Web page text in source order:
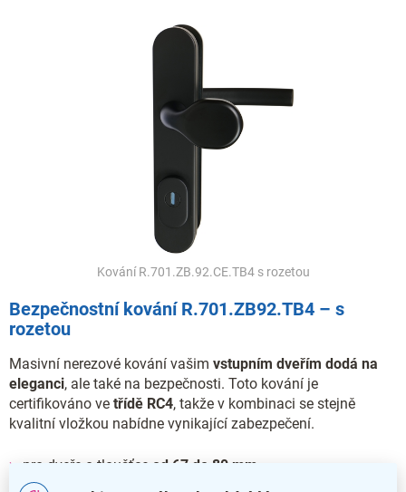
Kování R.701.ZB.92.CE.TB4 s rozetou
Bezpečnostní kování R.701.ZB92.TB4 – s
rozetou
Masivní nerezové kování vašim vstupním dveřím dodá na
eleganci, ale také na bezpečnosti. Toto kování je
certifikováno ve třídě RC4, takže v kombinaci se stejně
kvalitní vložkou nabídne vynikající zabezpečení.
pro dveře o tloušťce od 67 do 80 mm